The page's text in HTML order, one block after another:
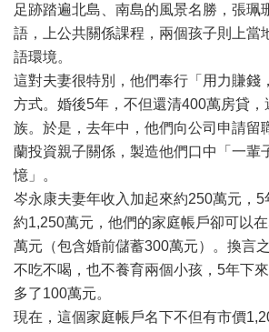
足跡踏遍北島、南島的風景名勝，張珮
語，上公共關係課程，兩個孩子則上當
語環境。
這對夫妻很特別，他們奉行「用力賺錢
方式。婚後5年，不但還清400萬房貸，
族。於是，去年中，他們向公司申請留
蘭投資親子關係，製造他們口中「一輩
憶」。
岑永康夫妻年收入加起來約250萬元，5
約1,250萬元，他們的家庭帳戶卻可以
萬元（包含婚前儲蓄300萬元）。換言
不吃不喝，也不養育兩個小孩，5年下
多了100萬元。
現在，這個家庭帳戶名下不但有市價